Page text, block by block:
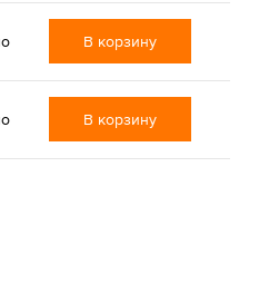
В корзину
В корзину